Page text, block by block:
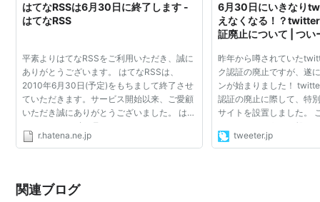
ブーゲンビレア 情熱
参照
6月30日 - Wikipedia
0630.htm
はてなRSSは6月30日に終了します -
はてなRSS
平素よりはてなRSSをご利用いただき、誠に
ありがとうございます。 はてなRSSは、
2010年6月30日(予定)をもちまして終了させ
ていただきます。サービス開始以来、ご愛顧
いただき誠にありがとうございました。 はて
なRSSは2005年5月よりはてなのオンライン
RSSサービスとして提供を続けてまいりまし
r.hatena.ne.jp
6月30日にいきなり
えなくなる！？
証廃止について | つい
昨年から噂されていた
ク認証の廃止ですが、遂
ンが始まりました！
認証の廃止に際して、特
サイトを設置しました。
するのでしょう？一般ユ
るのでしょうか？ 実は大
tweeter.jp
関連ブログ